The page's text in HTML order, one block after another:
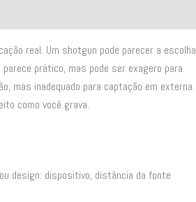
real. Um shotgun pode parecer a escolha
prático, mas pode ser exagero para
mas inadequado para captação em externa.
como você grava.
design: dispositivo, distância da fonte